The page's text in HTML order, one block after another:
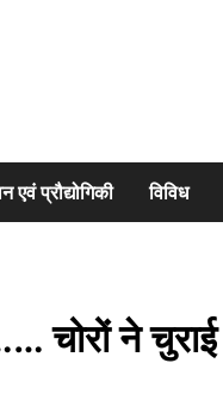
एवं प्रौद्योगिकी विविध
चोरों ने चुराई